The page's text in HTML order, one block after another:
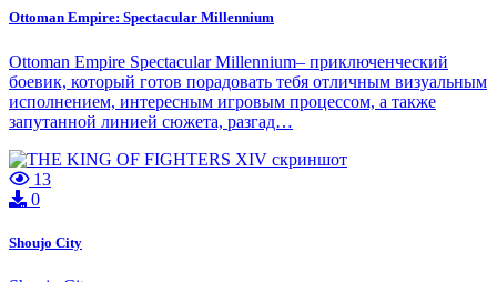
Ottoman Empire: Spectacular Millennium
Ottoman Empire Spectacular Millennium– приключенческий
боевик, который готов порадовать тебя отличным визуальным
исполнением, интересным игровым процессом, а также
запутанной линией сюжета, разгад…
13
0
Shoujo City